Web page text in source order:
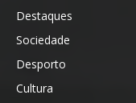
Destaques
Sociedade
Desporto
Cultura